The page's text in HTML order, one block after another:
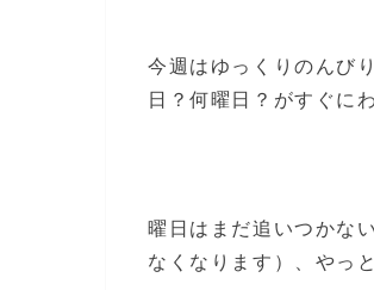
今週はゆっくりのんび
日？何曜日？がすぐに
曜日はまだ追いつかな
なくなります）、やっ